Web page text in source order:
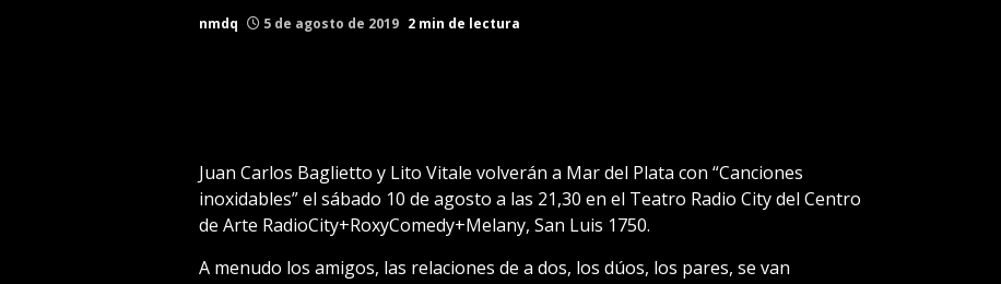
nmdq 5 de agosto de 2019 2 min de lectura
Juan Carlos Baglietto y Lito Vitale volverán a Mar del Plata con “Canciones
inoxidables” el sábado 10 de agosto a las 21,30 en el Teatro Radio City del Centro
de Arte RadioCity+RoxyComedy+Melany, San Luis 1750.
A menudo los amigos, las relaciones de a dos, los dúos, los pares, se van